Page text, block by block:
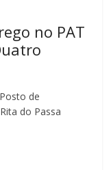
no PAT
de
do Passa